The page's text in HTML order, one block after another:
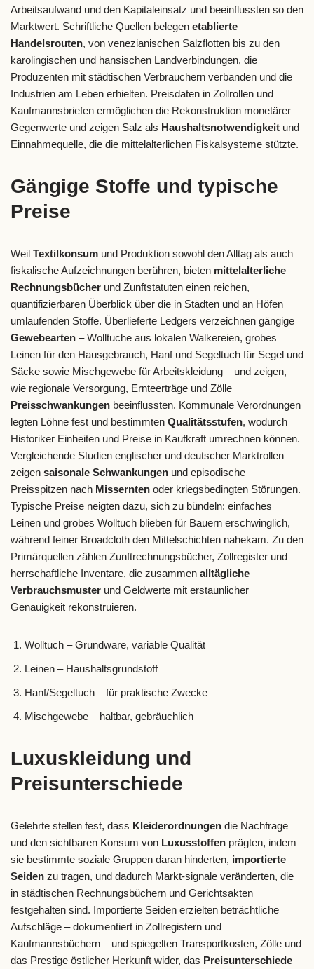
Arbeitsaufwand und den Kapitaleinsatz und beeinflussten so den
Marktwert. Schriftliche Quellen belegen etablierte
Handelsrouten, von venezianischen Salzflotten bis zu den
karolingischen und hansischen Landverbindungen, die
Produzenten mit städtischen Verbrauchern verbanden und die
Industrien am Leben erhielten. Preisdaten in Zollrollen und
Kaufmannsbriefen ermöglichen die Rekonstruktion monetärer
Gegenwerte und zeigen Salz als Haushaltsnotwendigkeit und
Einnahmequelle, die die mittelalterlichen Fiskalsysteme stützte.
Gängige Stoffe und typische
Preise
Weil Textilkonsum und Produktion sowohl den Alltag als auch
fiskalische Aufzeichnungen berühren, bieten mittelalterliche
Rechnungsbücher und Zunftstatuten einen reichen,
quantifizierbaren Überblick über die in Städten und an Höfen
umlaufenden Stoffe. Überlieferte Ledgers verzeichnen gängige
Gewebearten – Wolltuche aus lokalen Walkereien, grobes
Leinen für den Hausgebrauch, Hanf und Segeltuch für Segel und
Säcke sowie Mischgewebe für Arbeitskleidung – und zeigen,
wie regionale Versorgung, Ernteerträge und Zölle
Preisschwankungen beeinflussten. Kommunale Verordnungen
legten Löhne fest und bestimmten Qualitätsstufen, wodurch
Historiker Einheiten und Preise in Kaufkraft umrechnen können.
Vergleichende Studien englischer und deutscher Marktrollen
zeigen saisonale Schwankungen und episodische
Preisspitzen nach Missernten oder kriegsbedingten Störungen.
Typische Preise neigten dazu, sich zu bündeln: einfaches
Leinen und grobes Wolltuch blieben für Bauern erschwinglich,
während feiner Broadcloth den Mittelschichten nahekam. Zu den
Primärquellen zählen Zunftrechnungsbücher, Zollregister und
herrschaftliche Inventare, die zusammen alltägliche
Verbrauchsmuster und Geldwerte mit erstaunlicher
Genauigkeit rekonstruieren.
Wolltuch – Grundware, variable Qualität
Leinen – Haushaltsgrundstoff
Hanf/Segeltuch – für praktische Zwecke
Mischgewebe – haltbar, gebräuchlich
Luxuskleidung und
Preisunterschiede
Gelehrte stellen fest, dass Kleiderordnungen die Nachfrage
und den sichtbaren Konsum von Luxusstoffen prägten, indem
sie bestimmte soziale Gruppen daran hinderten, importierte
Seiden zu tragen, und dadurch Markt-signale veränderten, die
in städtischen Rechnungsbüchern und Gerichtsakten
festgehalten sind. Importierte Seiden erzielten beträchtliche
Aufschläge – dokumentiert in Zollregistern und
Kaufmannsbüchern – und spiegelten Transportkosten, Zölle und
das Prestige östlicher Herkunft wider, das Preisunterschiede